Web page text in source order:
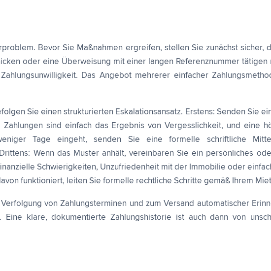
Bevor Sie Maßnahmen ergreifen, stellen Sie zunächst sicher,
oder eine Überweisung mit einer langen Referenznummer tätigen
Das Angebot mehrerer einfacher
Sie einen strukturierten Eskalationsansatz. Erstens: Senden Sie
sind einfach das Ergebnis von Vergesslichkeit, und eine
Tage eingeht, senden Sie eine formelle schriftliche
Wenn das Muster anhält, vereinbaren Sie ein persönliches
Schwierigkeiten, Unzufriedenheit mit der Immobilie oder
funktioniert, leiten Sie formelle rechtliche Schritte gemäß Ihrem
von Zahlungsterminen und zum Versand automatischer
Eine klare, dokumentierte Zahlungshistorie ist auch dann von